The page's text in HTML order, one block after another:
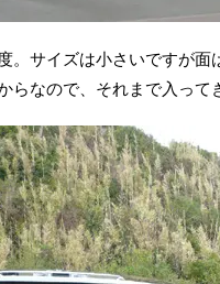
。サイズは小さいですが面
らなので、それまで入って